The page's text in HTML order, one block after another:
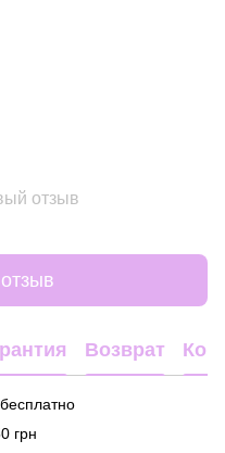
отзыв
Возврат
грн